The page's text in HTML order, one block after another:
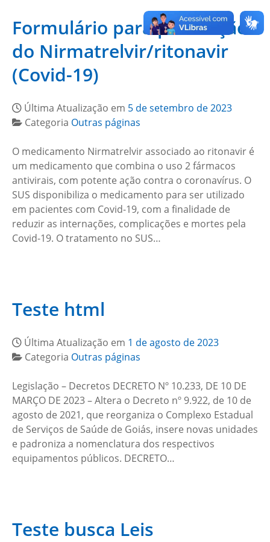
Formulário para prescrição
do Nirmatrelvir/ritonavir
(Covid-19)
Última Atualização em 5 de setembro de 2023
Categoria Outras páginas
O medicamento Nirmatrelvir associado ao ritonavir é
um medicamento que combina o uso 2 fármacos
antivirais, com potente ação contra o coronavírus. O
SUS disponibiliza o medicamento para ser utilizado
em pacientes com Covid-19, com a finalidade de
reduzir as internações, complicações e mortes pela
Covid-19. O tratamento no SUS…
Teste html
Última Atualização em 1 de agosto de 2023
Categoria Outras páginas
Legislação – Decretos DECRETO Nº 10.233, DE 10 DE
MARÇO DE 2023 – Altera o Decreto nº 9.922, de 10 de
agosto de 2021, que reorganiza o Complexo Estadual
de Serviços de Saúde de Goiás, insere novas unidades
e padroniza a nomenclatura dos respectivos
equipamentos públicos. DECRETO…
Teste busca Leis